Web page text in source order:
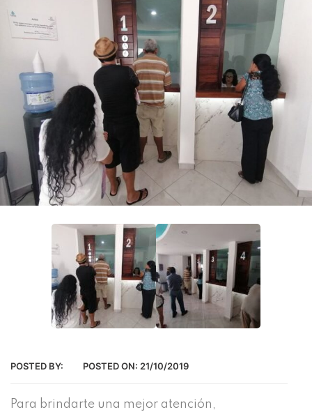
POSTED BY: POSTED ON: 21/10/2019
Para brindarte una mejor atención,